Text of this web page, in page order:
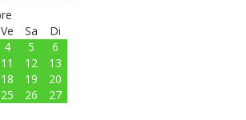
Ve Sa
Di
4 5
6
11 12
13
18 19
20
25 26
27